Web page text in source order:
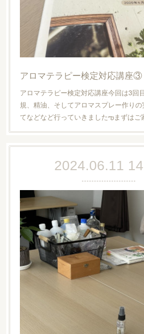
アロマテラピー検定対応講座③
アロマテラピー検定対応講座今回は3回
規、精油、そしてアロマスプレー作り
てなどなど行っていきましたఌまずは
2024.06.11